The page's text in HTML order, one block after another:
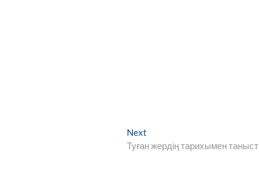
Next
post:
Туған жердің тарихымен